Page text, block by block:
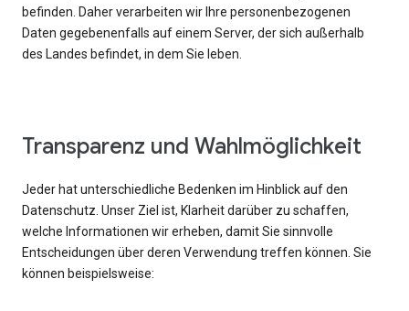
befinden. Daher verarbeiten wir Ihre personenbezogenen
Daten gegebenenfalls auf einem Server, der sich außerhalb
des Landes befindet, in dem Sie leben.
Transparenz und Wahlmöglichkeit
Jeder hat unterschiedliche Bedenken im Hinblick auf den
Datenschutz. Unser Ziel ist, Klarheit darüber zu schaffen,
welche Informationen wir erheben, damit Sie sinnvolle
Entscheidungen über deren Verwendung treffen können. Sie
können beispielsweise: